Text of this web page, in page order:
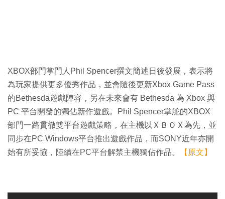
XBOX部門掌門人Phil Spencer撰文簡述日後發展，表示將
為玩家提供更多優秀作品，並會隨後更新Xbox Game Pass
的Bethesda遊戲陣容，另在未來會有 Bethesda 為 Xbox 與
PC 平台開發的獨佔新作遊戲。Phil Spencer掌舵的XBOX
部門一路貫徹雙平台遊戲策略，在主機以ＸＢＯＸ為先，並
同步在PC Windows平台推出遊戲作品，而SONY近年亦開
始有所妥協，陸續在PC平台解禁主機獨佔作品。
【原文】